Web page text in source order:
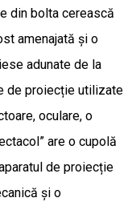
din bolta cerească
amenajată și o
adunate de la
de proiecție utilizate
oculare, o
are o cupolă
de proiecție
și o